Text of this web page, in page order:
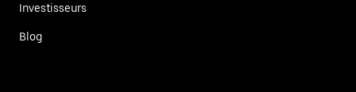
Investisseurs
Blog